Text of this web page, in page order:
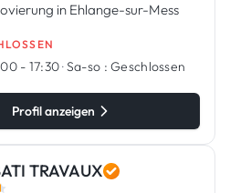
in Ehlange-sur-Mess
- 17:30·Sa-so : Geschlossen
Profil anzeigen
TRAVAUX